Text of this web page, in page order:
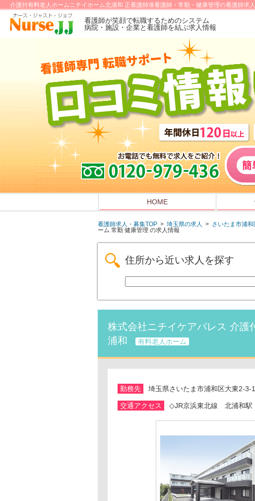
介護付有料老人ホームニチイホーム北浦和 正看護師准看護師・常勤・健康管理の看護師求
看護師が笑顔で転職するためのシステム
病院・施設・企業と看護師を結ぶ求人情報
HOME
看護師求人・募集TOP > 埼玉県の求人 > さいたま市浦和
ーム 常勤 健康管理 の求人情報
住所から近い求人を探す
株式会社ニチイケアパレス 介護
浦和
有料老人ホーム
勤務先 埼玉県さいたま市浦和区大東2-3-
交通アクセス ◇JR京浜東北線 北浦和駅